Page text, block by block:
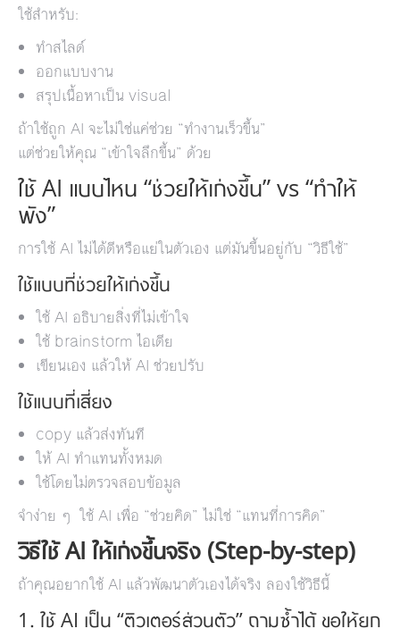
ใช้สำหรับ:
ทำสไลด์
ออกแบบงาน
สรุปเนื้อหาเป็น visual
ถ้าใช้ถูก AI จะไม่ใช่แค่ช่วย “ทำงานเร็วขึ้น”
แต่ช่วยให้คุณ “เข้าใจลึกขึ้น” ด้วย
ใช้ AI แบบไหน “ช่วยให้เก่งขึ้น” vs “ทำให้
พัง”
การใช้ AI ไม่ได้ดีหรือแย่ในตัวเอง แต่มันขึ้นอยู่กับ “วิธีใช้”
ใช้แบบที่ช่วยให้เก่งขึ้น
ใช้ AI อธิบายสิ่งที่ไม่เข้าใจ
ใช้ brainstorm ไอเดีย
เขียนเอง แล้วให้ AI ช่วยปรับ
ใช้แบบที่เสี่ยง
copy แล้วส่งทันที
ให้ AI ทำแทนทั้งหมด
ใช้โดยไม่ตรวจสอบข้อมูล
จำง่าย ๆ ใช้ AI เพื่อ “ช่วยคิด” ไม่ใช่ “แทนที่การคิด”
วิธีใช้ AI ให้เก่งขึ้นจริง (Step-by-step)
ถ้าคุณอยากใช้ AI แล้วพัฒนาตัวเองได้จริง ลองใช้วิธีนี้
1. ใช้ AI เป็น “ติวเตอร์ส่วนตัว” ถามซ้ำได้ ขอให้ยก